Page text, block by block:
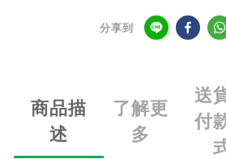
分享到
商品描
述
了解更
多
送
付